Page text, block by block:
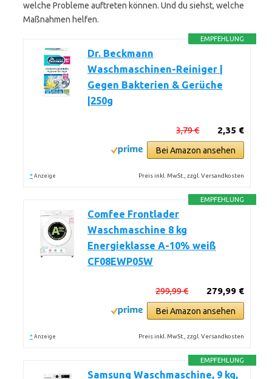
welche Probleme auftreten können. Und du siehst, welche
Maßnahmen helfen.
EMPFEHLUNG
Dr. Beckmann
Waschmaschinen-Reiniger |
Gegen Bakterien & Gerüche
|250g
2,35 €
3,79 €
Bei Amazon ansehen
* Anzeige Preis inkl. MwSt., zzgl. Versandkosten
EMPFEHLUNG
Comfee Frontlader
Waschmaschine 8 kg
Energieklasse A-10% weiß
CF08EWP05W
279,99 €
299,99 €
Bei Amazon ansehen
* Anzeige Preis inkl. MwSt., zzgl. Versandkosten
EMPFEHLUNG
Samsung Waschmaschine, 9 kg,